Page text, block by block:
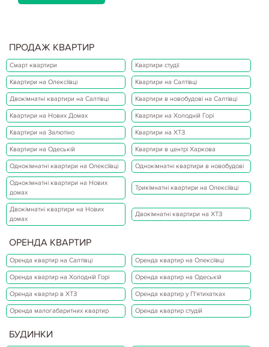
ПРОДАЖ КВАРТИР
Смарт квартири Квартири студії
Квартири на Олексіївці Квартири на Салтівці
Двокімнатні квартири на Салтівці Квартири в новобудові на Салтівці
Квартири на Нових Домах Квартири на Холодній Горі
Квартири на Залютіно Квартири на ХТЗ
Квартири на Одеській Квартири в центрі Харкова
Однокімнатні квартири на Олексіївці Однокімнатні квартири в новобудові
Однокімнатні квартири на Нових
домах
Трикімнатні квартири на Олексіївці
Двокімнатні квартири на Нових
домах
Двокімнатні квартири на ХТЗ
ОРЕНДА КВАРТИР
Оренда квартир на Салтівці Оренда квартир на Олексіївці
Оренда квартир на Холодній Горі Оренда квартир на Одеській
Оренда квартир в ХТЗ Оренда квартир у П'ятихатках
Оренда малогабаритних квартир Оренда квартир студій
БУДИНКИ